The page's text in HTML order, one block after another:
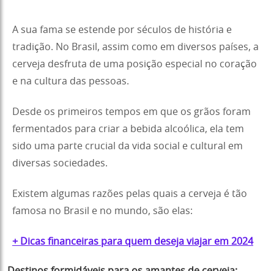
A sua fama se estende por séculos de história e
tradição. No Brasil, assim como em diversos países, a
cerveja desfruta de uma posição especial no coração
e na cultura das pessoas.
Desde os primeiros tempos em que os grãos foram
fermentados para criar a bebida alcoólica, ela tem
sido uma parte crucial da vida social e cultural em
diversas sociedades.
Existem algumas razões pelas quais a cerveja é tão
famosa no Brasil e no mundo, são elas:
+ Dicas financeiras para quem deseja viajar em 2024